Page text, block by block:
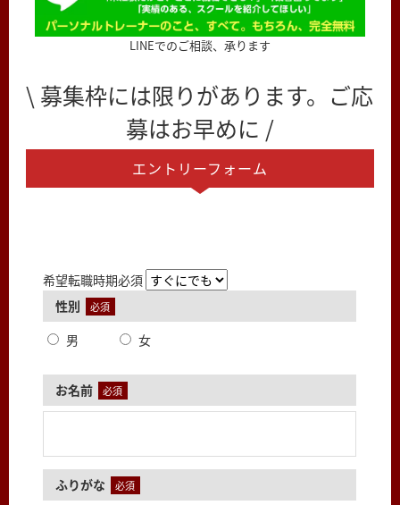
LINEでのご相談、承ります
\ 募集枠には限りがあります。ご応
募はお早めに /
エントリーフォーム
希望転職時期必須
性別
必須
男 女
お名前 必須
ふりがな 必須